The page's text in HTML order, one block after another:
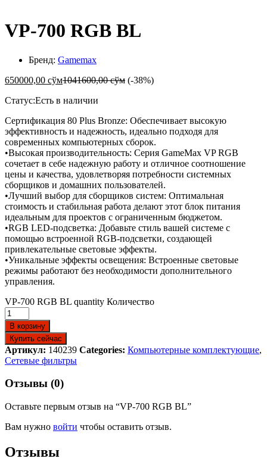
VP-700 RGB BL
Бренд: Gamemax
650000,00 сўм1041600,00сўм (-38%)
Статус:Есть в наличии
Сертификация 80 Plus Bronze: Обеспечивает высокую
эффективность и надежность, идеально подходя для
современных компьютерных сборок.
•Высокая производительность: Серия GameMax VP RGB
сочетает в себе надежную работу и отличное соотношение
цены и качества, удовлетворяя потребности системных
сборщиков и домашних пользователей.
•Лучший выбор для сборщиков систем: Оптимальная
стоимость и стабильная работа делают этот блок питания
идеальным для проектов с ограниченным бюджетом.
•RGB LED-подсветка: Добавьте стиль вашей системе с
помощью встроенной RGB-подсветки, создающей
привлекательные световые эффекты.
•Уникальные эффекты освещения: Встроенные световые
режимы работают без необходимости дополнительного
управления.
VP-700 RGB BL quantity Количество
В корзину
Купить сейчас
Артикул: 140239 Categories: Компьютерные комплектующие,
Сетевые фильтры
Отзывы (0)
Оставьте первым отзыв на “VP-700 RGB BL”
Вам нужно войти чтобы оставить отзыв.
Отзывы